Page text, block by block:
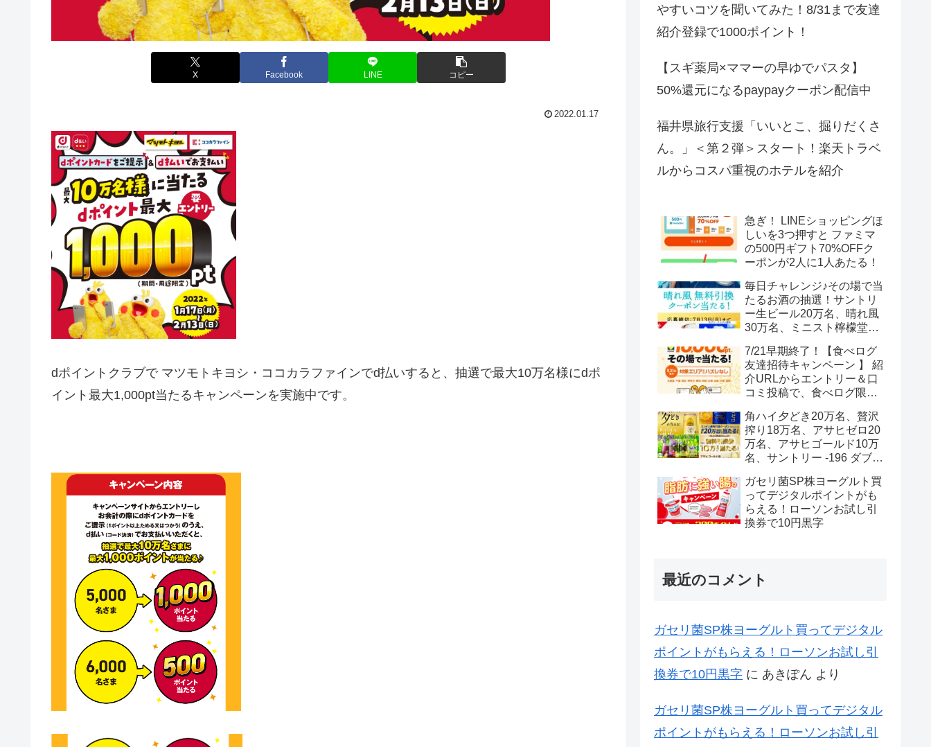
X Facebook LINE コピー
2022.01.17
dポイントクラブで マツモトキヨシ・ココカラファインでd払いすると、抽選で最大10万名様にdポ
イント最大1,000pt当たるキャンペーンを実施中です。
やすいコツを聞いてみた！8/31まで友達
紹介登録で1000ポイント！
【スギ薬局×ママーの早ゆでパスタ】
50%還元になるpaypayクーポン配信中
福井県旅行支援「いいとこ、掘りだくさ
ん。」＜第２弾＞スタート！楽天トラベ
ルからコスパ重視のホテルを紹介
急ぎ！ LINEショッピングほ
しいを3つ押すと ファミマ
の500円ギフト70%OFFク
ーポンが2人に1人あたる！
毎日チャレンジ♪その場で当
たるお酒の抽選！サントリ
ー生ビール20万名、晴れ風
30万名、ミニスト檸檬堂2
ボール12.3万名
7/21早期終了！【食べログ
友達招待キャンペーン 】 紹
介URLからエントリー＆口
コミ投稿で、食べログ限定
トがもらえる
角ハイ夕どき20万名、贅沢
搾り18万名、アサヒゼロ20
万名、アサヒゴールド10万
名、サントリー -196 ダブル
ガセリ菌SP株ヨーグルト買
ってデジタルポイントがも
らえる！ローソンお試し引
換券で10円黒字
最近のコメント
ガセリ菌SP株ヨーグルト買ってデジタル
ポイントがもらえる！ローソンお試し引
換券で10円黒字 に あきぽん より
ガセリ菌SP株ヨーグルト買ってデジタル
ポイントがもらえる！ローソンお試し引